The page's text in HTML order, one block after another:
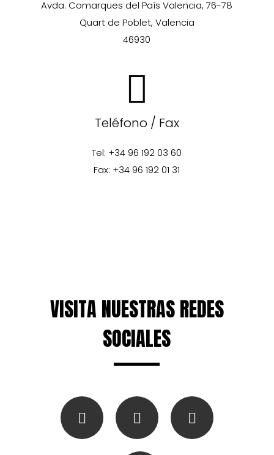
Avda. Comarques del País Valencia, 76-78
Quart de Poblet, Valencia
46930
Teléfono / Fax
Tel: +34 96 192 03 60
Fax: +34 96 192 01 31
VISITA NUESTRAS REDES
SOCIALES